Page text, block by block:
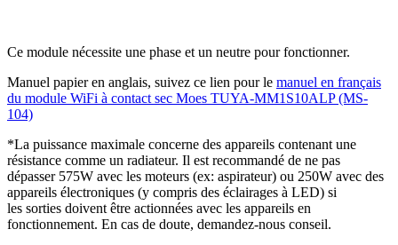
Ce module nécessite une phase et un neutre pour fonctionner.
Manuel papier en anglais, suivez ce lien pour le manuel en français
du module WiFi à contact sec Moes TUYA-MM1S10ALP (MS-
104)
*La puissance maximale concerne des appareils contenant une
résistance comme un radiateur. Il est recommandé de ne pas
dépasser 575W avec les moteurs (ex: aspirateur) ou 250W avec des
appareils électroniques (y compris des éclairages à LED) si
les sorties doivent être actionnées avec les appareils en
fonctionnement. En cas de doute, demandez-nous conseil.